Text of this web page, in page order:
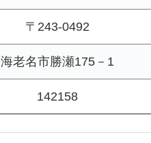
〒243-0492
海老名市勝瀬175－1
142158